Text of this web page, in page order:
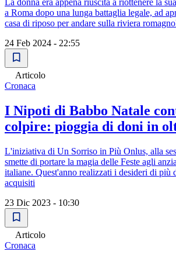
La donna era appena riuscita a riottenere la
a Roma dopo una lunga battaglia legale, ad
casa di riposo per andare sulla riviera
24 Feb 2024 - 22:55
Articolo
Cronaca
I Nipoti di Babbo Natale
colpire: pioggia di doni in
L'iniziativa di Un Sorriso in Più Onlus, alla
smette di portare la magia delle Feste agli
italiane. Quest'anno realizzati i desideri di più
acquisiti
23 Dic 2023 - 10:30
Articolo
Cronaca